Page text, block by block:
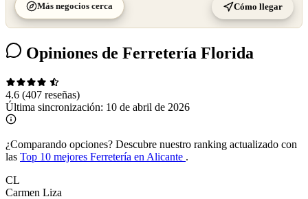
Más negocios cerca Cómo llegar
Opiniones de Ferretería Florida
4.6 (407 reseñas)
Última sincronización: 10 de abril de 2026
¿Comparando opciones? Descubre nuestro ranking actualizado con
las Top 10 mejores Ferretería en Alicante .
CL
Carmen Liza